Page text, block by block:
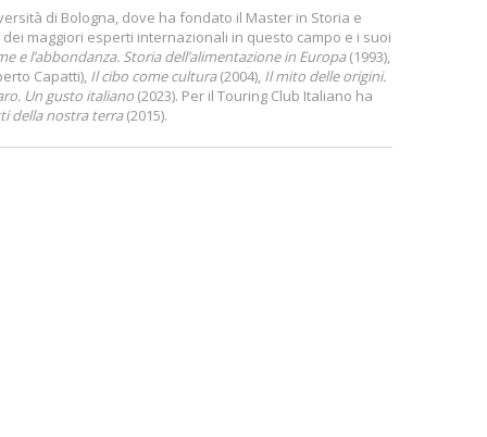
di Bologna, dove ha fondato il Master in Storia e
maggiori esperti internazionali in questo campo e i suoi
e l’abbondanza. Storia dell’alimentazione in Europa(1993),
Capatti), Il cibo come cultura(2004), Il mito delle origini.
Un gusto italiano (2023). Per il Touring Club Italiano ha
della nostra terra(2015).